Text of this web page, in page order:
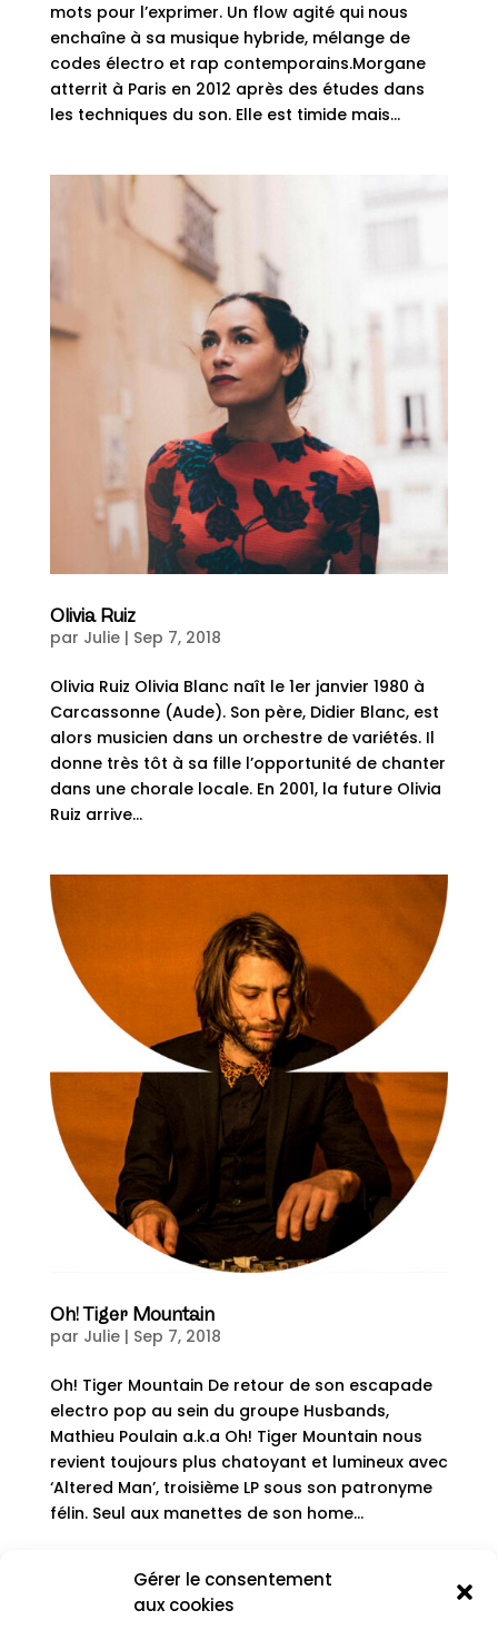
Gérer le consentement
aux cookies
mots pour l’exprimer. Un flow agité qui nous
enchaîne à sa musique hybride, mélange de
codes électro et rap contemporains.Morgane
atterrit à Paris en 2012 après des études dans
les techniques du son. Elle est timide mais...
Olivia Ruiz
par Julie| Sep 7, 2018
Olivia Ruiz Olivia Blanc naît le 1er janvier 1980 à
Carcassonne (Aude). Son père, Didier Blanc, est
alors musicien dans un orchestre de variétés. Il
donne très tôt à sa fille l’opportunité de chanter
dans une chorale locale. En 2001, la future Olivia
Ruiz arrive...
Oh! Tiger Mountain
par Julie| Sep 7, 2018
Oh! Tiger Mountain De retour de son escapade
electro pop au sein du groupe Husbands,
Mathieu Poulain a.k.a Oh! Tiger Mountain nous
revient toujours plus chatoyant et lumineux avec
‘Altered Man’, troisième LP sous son patronyme
félin. Seul aux manettes de son home...
« Entrées précédentes
Entrées suivantes »